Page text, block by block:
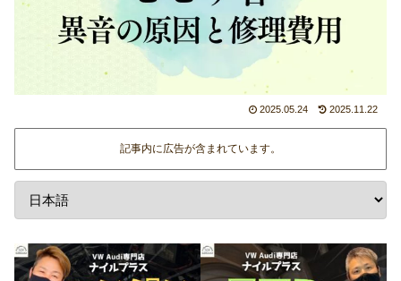
2025.05.24 2025.11.22
記事内に広告が含まれています。